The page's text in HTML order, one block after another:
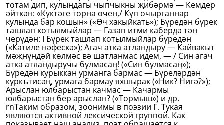
тотам дип, кулыңдагы чыпчыкны җибәрмә — Кемдер
әйткән: «Күктәге торна өчен,/ Күп очырганнар
кулында бар кошын» («Өч хакыйкать»); Бүредән бүрек
ташлап котылмыйлар — Газап итми кабердә тән
черүдән: I Бүрек ташлап котылмыйлар бүредән
(«Катиле нәфескә»); Агач атка атландыру — Кайвакыт
мәҗнүндәй көлмәс вә шатланмас идем, — / Син агач
атка атландыручы булмасаң! («Син булмасаң»);
Бүредән курыккан урманга бармас — Бүреләрдән
куркътисәң, урмага бармау яхшырак («Ник? Нигә?»);
Арыслан юлбарыстан качмас — Качармы
юлбарыстан бер арыслан? («Тормыш») и др.
rnТаким образом, зоонимы в поэзии Г. Тукая
являются активной лексической группой. Как